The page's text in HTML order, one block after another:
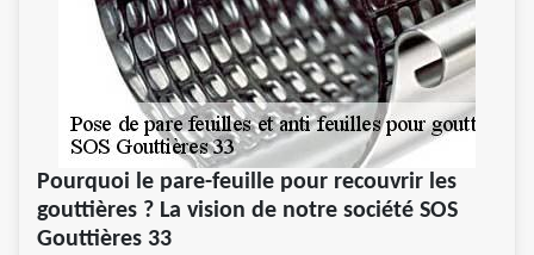
Pourquoi le pare-feuille pour recouvrir les
gouttières ? La vision de notre société SOS
Gouttières 33